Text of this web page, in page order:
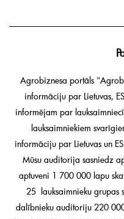
Agrobiznesa portāls
informāciju par Lietuvas,
informējam par
lauksaimniekiem
informāciju par Lietuvas un
Mūsu auditorija sasniedz
aptuveni 1 700 000 lapu
25 lauksaimnieku grupas
dalībnieku auditoriju 220